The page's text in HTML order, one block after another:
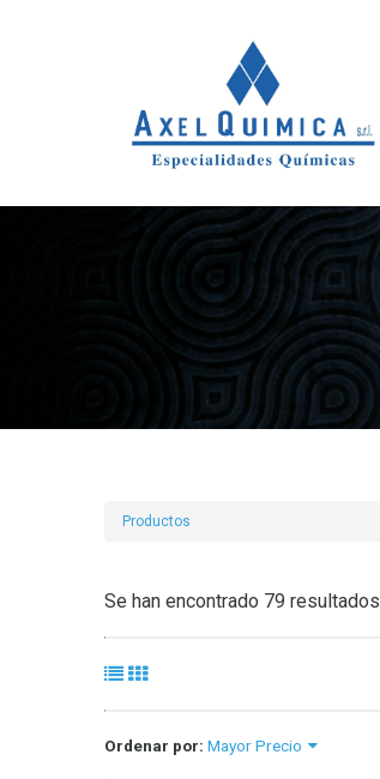
Productos
Se han encontrado 79 resultados
Ordenar por: Mayor Precio